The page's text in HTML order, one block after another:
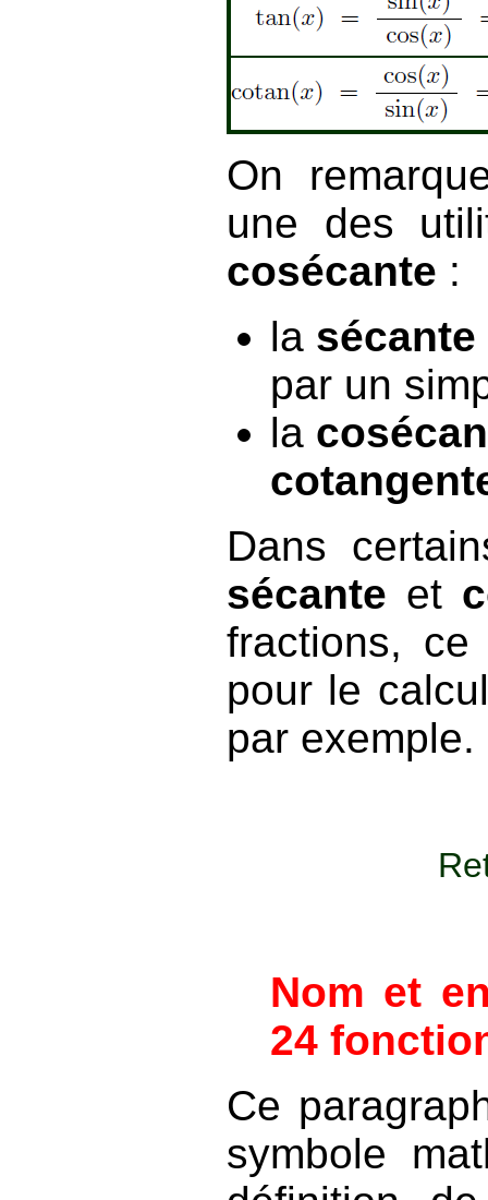
On
une des
cosécante :
la sécante
par un
la
Dans
sécante et
fractions,
pour le
par exemple.
Nom et
24
Ce
symbole